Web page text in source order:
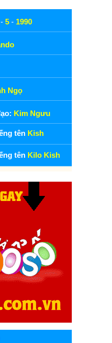
- 5 - 1990
Ngọ
Kim Ngưu
tên Kish
tên Kilo Kish